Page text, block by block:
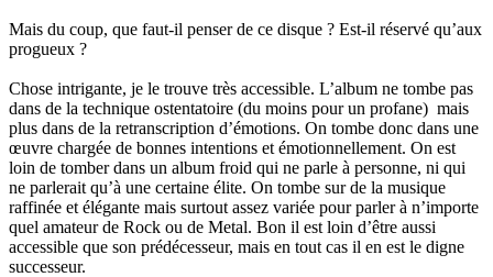
Mais du coup, que faut-il penser de ce disque ? Est-il réservé qu’aux
progueux ?
Chose intrigante, je le trouve très accessible. L’album ne tombe pas
dans de la technique ostentatoire (du moins pour un profane) mais
plus dans de la retranscription d’émotions. On tombe donc dans une
œuvre chargée de bonnes intentions et émotionnellement. On est
loin de tomber dans un album froid qui ne parle à personne, ni qui
ne parlerait qu’à une certaine élite. On tombe sur de la musique
raffinée et élégante mais surtout assez variée pour parler à n’importe
quel amateur de Rock ou de Metal. Bon il est loin d’être aussi
accessible que son prédécesseur, mais en tout cas il en est le digne
successeur.